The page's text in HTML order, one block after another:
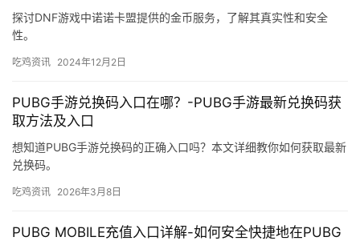
探讨DNF游戏中诺诺卡盟提供的金币服务，了解其真实性和安全
性。
吃鸡资讯 2024年12月2日
PUBG手游兑换码入口在哪？-PUBG手游最新兑换码获
取方法及入口
想知道PUBG手游兑换码的正确入口吗？本文详细教你如何获取最新
兑换码。
吃鸡资讯 2026年3月8日
PUBG MOBILE充值入口详解-如何安全快捷地在PUBG